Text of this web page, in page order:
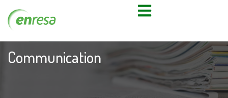
Communication